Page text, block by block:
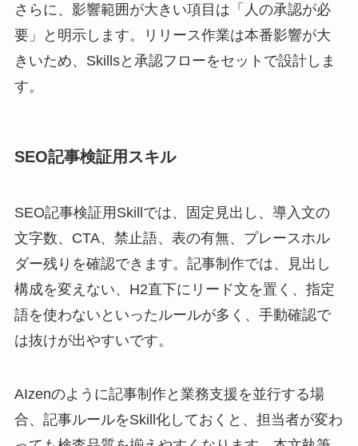
さらに、影響範囲が大きい項目は「人の承認が必
要」と明示します。リリース作業は本番影響が大
きいため、Skillsと承認フローをセットで設計しま
す。
SEO記事検証用スキル
SEO記事検証用Skillでは、固定見出し、導入文の
文字数、CTA、禁止語、表の有無、プレースホル
ダー残りを確認できます。記事制作では、見出し
構成を変えない、H2直下にリード文を置く、指定
語を使わないといったルールが多く、手動確認で
は抜けが出やすいです。
AIzenのように記事制作と業務支援を並行する場
合、記事ルールをSkill化しておくと、担当者が変わ